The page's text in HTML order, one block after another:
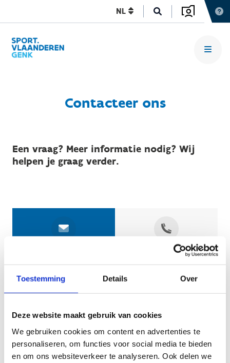
Toestemming Details Over
Deze website maakt gebruik van cookies
We gebruiken cookies om content en advertenties te
personaliseren, om functies voor social media te bieden
en om ons websiteverkeer te analyseren. Ook delen we
NL
Contacteer ons
Een vraag? Meer informatie nodig? Wij
helpen je graag verder.